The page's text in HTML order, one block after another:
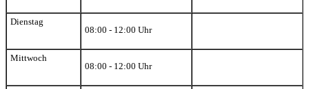
Dienstag
08:00 - 12:00 Uhr
Mittwoch
08:00 - 12:00 Uhr